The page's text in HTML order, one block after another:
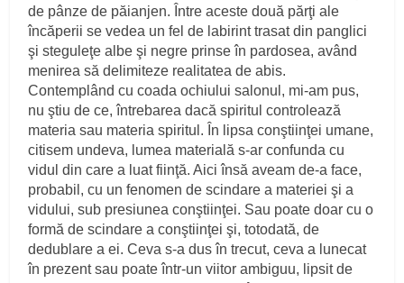
de pânze de păianjen. Între aceste două părţi ale
încăperii se vedea un fel de labirint trasat din panglici
şi steguleţe albe şi negre prinse în pardosea, având
menirea să delimiteze realitatea de abis.
Contemplând cu coada ochiului salonul, mi‑am pus,
nu ştiu de ce, întrebarea dacă spiritul controlează
materia sau materia spiritul. În lipsa conştiinţei umane,
citisem undeva, lumea materială s‑ar confunda cu
vidul din care a luat fiinţă. Aici însă aveam de‑a face,
probabil, cu un fenomen de scindare a materiei şi a
vidului, sub presiunea conştiinţei. Sau poate doar cu o
formă de scindare a conştiinţei şi, totodată, de
dedublare a ei. Ceva s‑a dus în trecut, ceva a lunecat
în prezent sau poate într‑un viitor ambiguu, lipsit de